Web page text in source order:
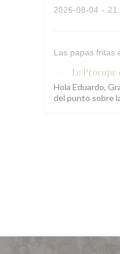
2026-08-04 -
Las papas fritas
Le Procope
Hola Eduardo,
del punto sobre